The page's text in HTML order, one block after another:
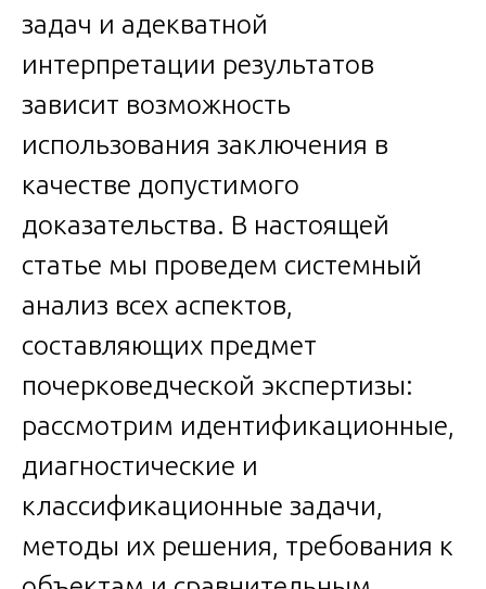
задач и адекватной
интерпретации результатов
зависит возможность
использования заключения в
качестве допустимого
доказательства. В настоящей
статье мы проведем системный
анализ всех аспектов,
составляющих предмет
почерковедческой экспертизы:
рассмотрим идентификационные,
диагностические и
классификационные задачи,
методы их решения, требования к